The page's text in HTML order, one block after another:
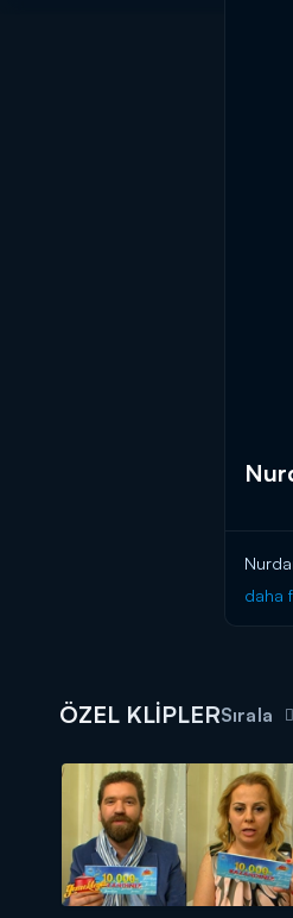
daha
ÖZEL KLİPLERSırala